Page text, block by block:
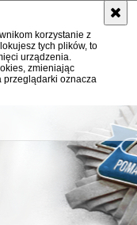
korzystanie z
tych plików, to
urządzenia.
zmieniając
przeglądarki oznacza